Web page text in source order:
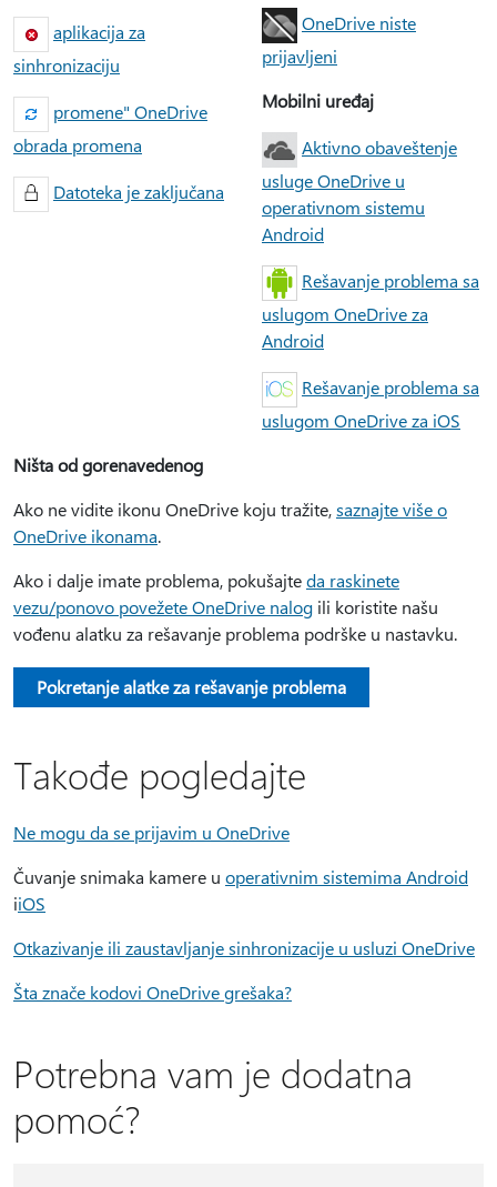
aplikacija za
sinhronizaciju
promene" OneDrive
obrada promena
Datoteka je zaključana
OneDrive niste
prijavljeni
Mobilni uređaj
Aktivno obaveštenje
usluge OneDrive u
operativnom sistemu
Android
Rešavanje problema sa
uslugom OneDrive za
Android
Rešavanje problema sa
uslugom OneDrive za iOS
Ništa od gorenavedenog
Ako ne vidite ikonu OneDrive koju tražite,saznajte više o
OneDrive ikonama.
Ako i dalje imate problema, pokušajteda raskinete
vezu/ponovo povežete OneDrive nalog ili koristite našu
vođenu alatku za rešavanje problema podrške u nastavku.
Pokretanje alatke za rešavanje problema
Takođe pogledajte
Ne mogu da se prijavim u OneDrive
Čuvanje snimaka kamere u operativnim sistemima Android
iiOS
Otkazivanje ili zaustavljanje sinhronizacije u usluzi OneDrive
Šta znače kodovi OneDrive grešaka?
Potrebna vam je dodatna
pomoć?